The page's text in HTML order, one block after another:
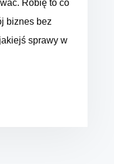
Robię to co
biznes bez
sprawy w